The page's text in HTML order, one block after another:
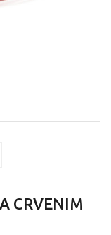
CRVENIM